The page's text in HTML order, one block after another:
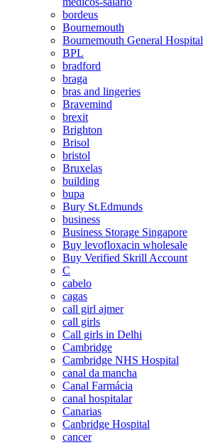
bordeus
Bournemouth
Bournemouth General Hospital
BPL
bradford
braga
bras and lingeries
Bravemind
brexit
Brighton
Brisol
bristol
Bruxelas
building
bupa
Bury St.Edmunds
business
Business Storage Singapore
Buy levofloxacin wholesale
Buy Verified Skrill Account
C
cabelo
cagas
call girl ajmer
call girls
Call girls in Delhi
Cambridge
Cambridge NHS Hospital
canal da mancha
Canal Farmácia
canal hospitalar
Canarias
Canbridge Hospital
cancer